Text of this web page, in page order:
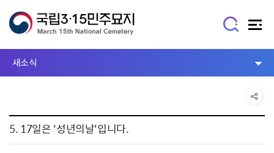
새소식
5. 17일은 '성년의날'입니다.